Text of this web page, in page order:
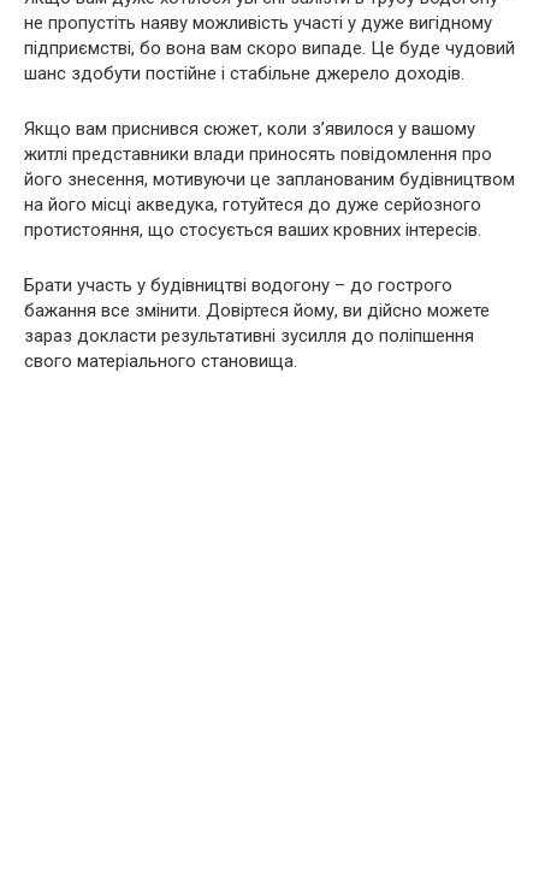
не пропустіть наяву можливість участі у дуже вигідному
підприємстві, бо вона вам скоро випаде. Це буде чудовий
шанс здобути постійне і стабільне джерело доходів.
Якщо вам приснився сюжет, коли з’явилося у вашому
житлі представники влади приносять повідомлення про
його знесення, мотивуючи це запланованим будівництвом
на його місці акведука, готуйтеся до дуже серйозного
протистояння, що стосується ваших кровних інтересів.
Брати участь у будівництві водогону – до гострого
бажання все змінити. Довіртеся йому, ви дійсно можете
зараз докласти результативні зусилля до поліпшення
свого матеріального становища.